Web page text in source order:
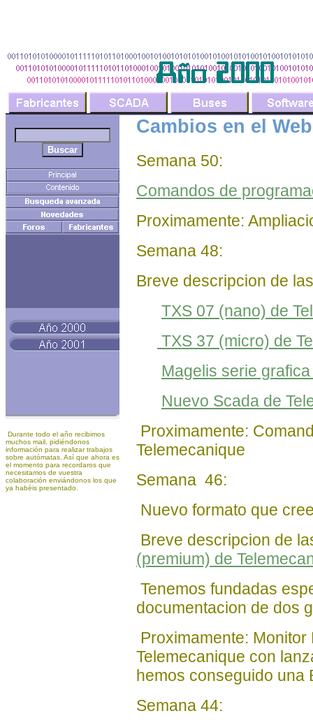
Durante todo el año recibimos
muchos mail, pidiéndonos
información para realizar trabajos
sobre autómatas. Así que ahora es
el momento para recordaros que
necesitamos de vuestra
colaboración enviándonos los que
ya habéis presentado.
Cambios en el
Semana 50:
Comandos de
Proximamente:
Semana 48:
Breve descripcion de
TXS 07 (nano) de
TXS 37 (micro) de
Magelis serie
Nuevo Scada de
Proximamente:
Telemecanique
Semana 46:
Nuevo formato que
Breve descripcion de
(premium) de
Tenemos fundadas
documentacion de dos
Proximamente:
Telemecanique con
hemos conseguido una
Semana 44: